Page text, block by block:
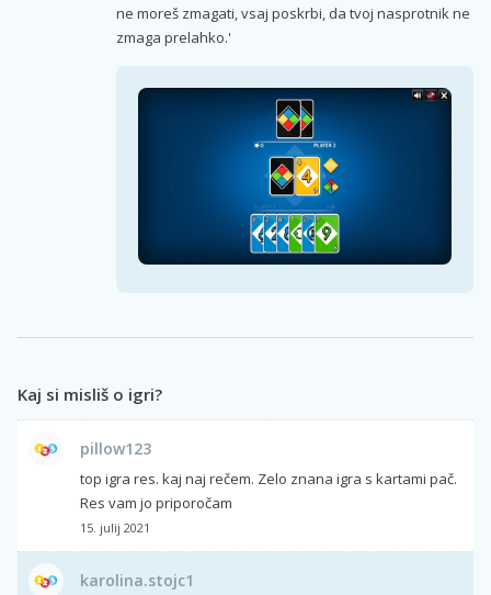
ne moreš zmagati, vsaj poskrbi, da tvoj nasprotnik ne
zmaga prelahko.'
Kaj si misliš o igri?
pillow123
top igra res. kaj naj rečem. Zelo znana igra s kartami pač.
Res vam jo priporočam
15. julij 2021
karolina.stojc1